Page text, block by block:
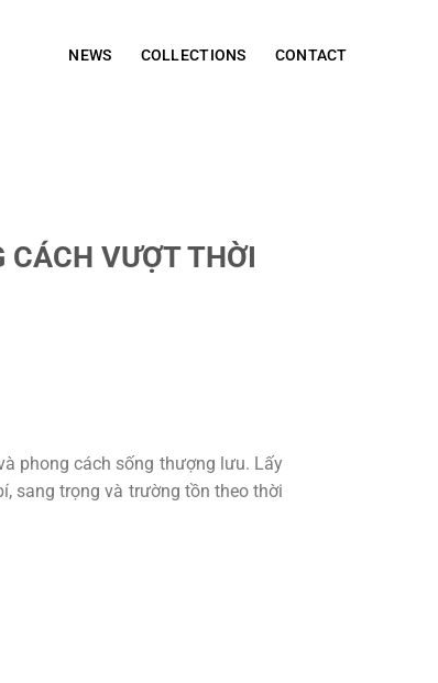
NEWS COLLECTIONS CONTACT
CÁCH VƯỢT THỜI
phong cách sống thượng lưu. Lấy
sang trọng và trường tồn theo thời